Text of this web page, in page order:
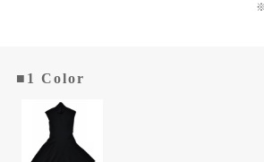
■1 Color